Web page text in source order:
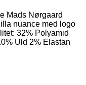
Mads Nørgaard
nuance med logo
32% Polyamid
Uld 2% Elastan